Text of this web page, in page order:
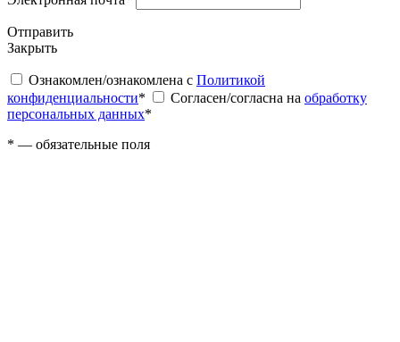
Отправить
Закрыть
Ознакомлен/ознакомлена с Политикой
конфиденциальности* Согласен/согласна на обработку
персональных данных*
* — обязательные поля